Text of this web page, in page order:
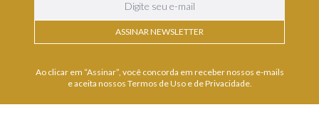
ASSINAR NEWSLETTER
Ao clicar em “Assinar”, você concorda em receber nossos e-mails
e aceita nossos Termos de Uso e de Privacidade.